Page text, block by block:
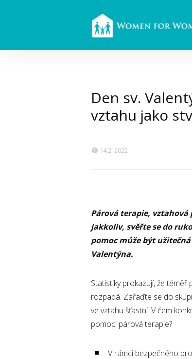
Den sv.
vztahu jako
14.2. 2022
Párová terapie,
jakkoliv, svěřte se do
pomoc může být
Valentýna.
Statistiky prokazují, že téměř
rozpadá. Zařaďte se do
ve vztahu šťastní. V čem
pomoci párová terapie?
V rámci bezpečného